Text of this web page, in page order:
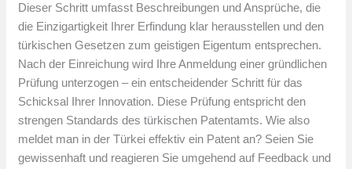
Dieser Schritt umfasst Beschreibungen und Ansprüche, die
die Einzigartigkeit Ihrer Erfindung klar herausstellen und den
türkischen Gesetzen zum geistigen Eigentum entsprechen.
Nach der Einreichung wird Ihre Anmeldung einer gründlichen
Prüfung unterzogen – ein entscheidender Schritt für das
Schicksal Ihrer Innovation. Diese Prüfung entspricht den
strengen Standards des türkischen Patentamts. Wie also
meldet man in der Türkei effektiv ein Patent an? Seien Sie
gewissenhaft und reagieren Sie umgehend auf Feedback und